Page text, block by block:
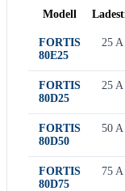
Modell
FORTIS
80E25
25 A
FORTIS
80D25
25 A
FORTIS
80D50
50 A
FORTIS
80D75
75 A